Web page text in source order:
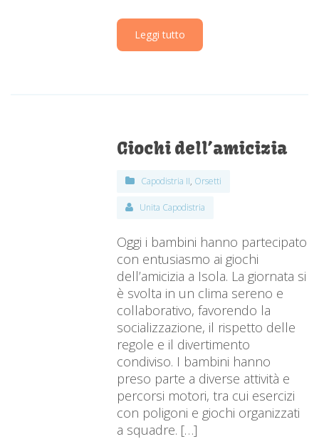
Leggi tutto
Giochi dell’amicizia
Capodistria II, Orsetti
Unita Capodistria
Oggi i bambini hanno partecipato
con entusiasmo ai giochi
dell’amicizia a Isola. La giornata si
è svolta in un clima sereno e
collaborativo, favorendo la
socializzazione, il rispetto delle
regole e il divertimento
condiviso. I bambini hanno
preso parte a diverse attività e
percorsi motori, tra cui esercizi
con poligoni e giochi organizzati
a squadre. […]